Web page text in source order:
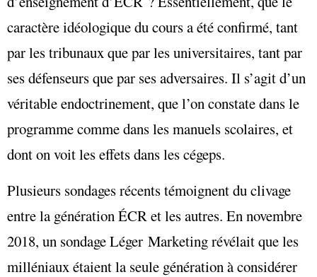
caractère idéologique du cours a été confirmé, tant
par les tribunaux que par les universitaires, tant par
ses défenseurs que par ses adversaires. Il s’agit d’un
véritable endoctrinement, que l’on constate dans le
programme comme dans les manuels scolaires, et
dont on voit les effets dans les cégeps.
Plusieurs sondages récents témoignent du clivage
entre la génération ÉCR et les autres. En novembre
2018, un sondage Léger Marketing révélait que les
milléniaux étaient la seule génération à considérer